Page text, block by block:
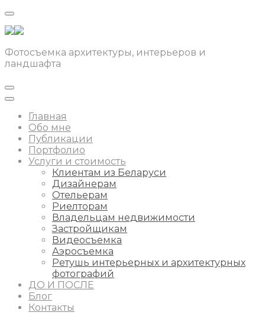
Фотосъемка архитектуры, интерьеров и
ландшафта
Главная
Обо мне
Публикации
Портфолио
Услуги и стоимость
Клиентам из Беларуси
Дизайнерам
Отельерам
Риелторам
Владельцам недвижимости
Застройщикам
Видеосъемка
Аэросъемка
Ретушь интерьерных и архитектурных
фотографий
ДО И ПОСЛЕ
Блог
Контакты